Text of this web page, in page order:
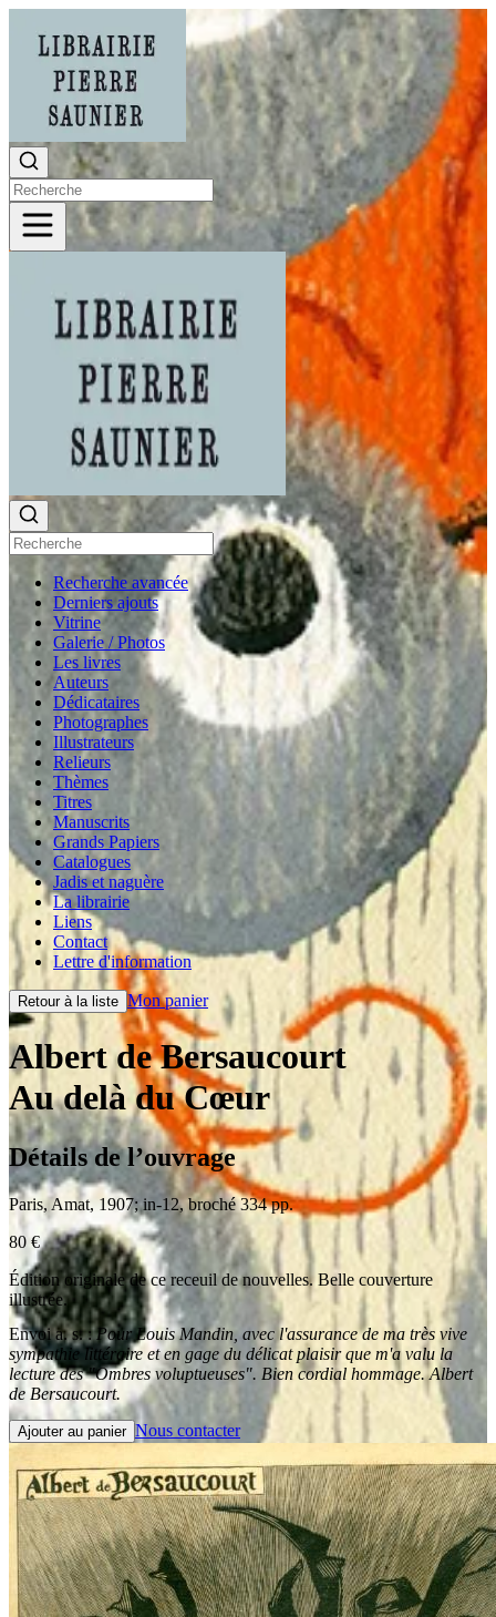
Recherche avancée
Derniers ajouts
Vitrine
Galerie / Photos
Les livres
Auteurs
Dédicataires
Photographes
Illustrateurs
Relieurs
Thèmes
Titres
Manuscrits
Grands Papiers
Catalogues
Jadis et naguère
La librairie
Liens
Contact
Lettre d'information
Retour à la liste Mon panier
Albert de Bersaucourt
Au delà du Cœur
Détails de l’ouvrage
Paris, Amat,1907; in-12, broché 334 pp.
80 €
Édition originale de ce receuil de nouvelles. Belle couverture
illustrée.
Envoi a. s. :Pour Louis Mandin, avec l'assurance de ma très vive
sympathie littéraire et en gage du délicat plaisir que m'a valu la
lecture des "Ombres voluptueuses". Bien cordial hommage. Albert
de Bersaucourt.
Ajouter au panier Nous contacter